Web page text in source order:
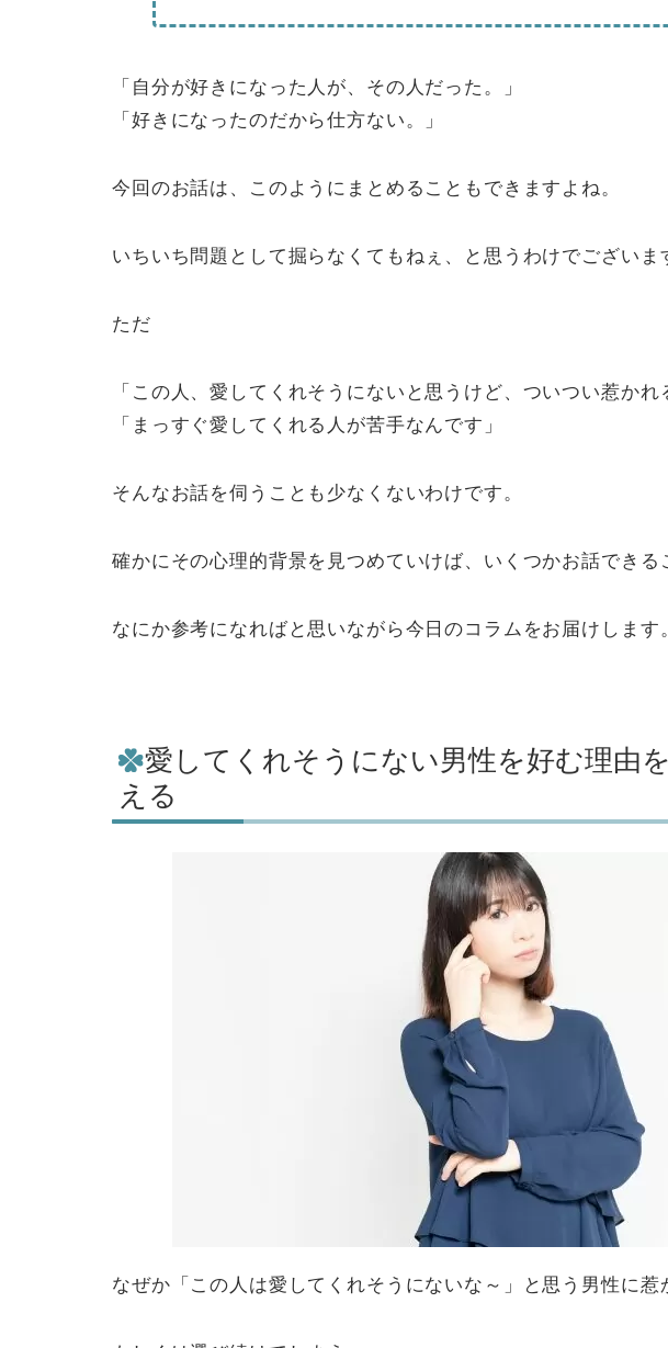
「自分が好きになった人が、その人だった。」
「好きになったのだから仕方ない。」
今回のお話は、このようにまとめることもできますよね。
いちいち問題として掘らなくてもねぇ、と思うわけでございま
ただ
「この人、愛してくれそうにないと思うけど、ついつい惹かれ
「まっすぐ愛してくれる人が苦手なんです」
そんなお話を伺うことも少なくないわけです。
確かにその心理的背景を見つめていけば、いくつかお話できる
なにか参考になればと思いながら今日のコラムをお届けします。
愛してくれそうにない男性を好む理由
える
なぜか「この人は愛してくれそうにないな～」と思う男性に惹